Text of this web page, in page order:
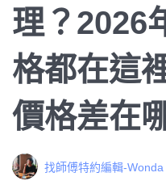
理？2026
格都在這
價格差在
找師傅特約編輯-Wonda